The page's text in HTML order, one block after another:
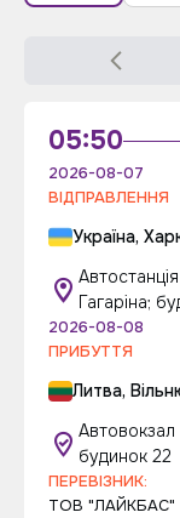
05:50
2026-08-07
ВІДПРАВЛЕННЯ
Україна,
Гагаріна;
2026-08-08
ПРИБУТТЯ
Литва,
будинок 22
ПЕРЕВІЗНИК:
ТОВ "ЛАЙКБАС"